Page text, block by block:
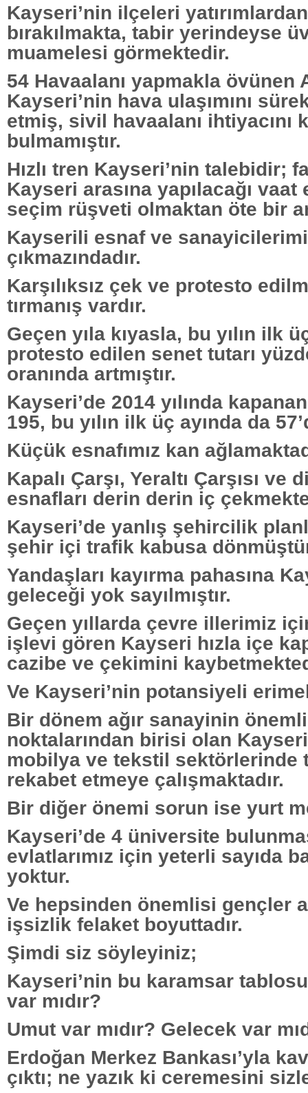
Kayseri’nin ilçeleri
bırakılmakta, tabir yerindeyse
muamelesi görmektedir.
54 Havaalanı yapmakla övünen
Kayseri’nin hava ulaşımını
etmiş, sivil havaalanı ihtiyacını
bulmamıştır.
Hızlı tren Kayseri’nin talebidir;
Kayseri arasına yapılacağı vaat
seçim rüşveti olmaktan öte bir
Kayserili esnaf ve
çıkmazındadır.
Karşılıksız çek ve protesto
tırmanış vardır.
Geçen yıla kıyasla, bu yılın ilk
protesto edilen senet tutarı
oranında artmıştır.
Kayseri’de 2014 yılında
195, bu yılın ilk üç ayında da
Küçük esnafımız kan
Kapalı Çarşı, Yeraltı Çarşısı ve
esnafları derin derin iç
Kayseri’de yanlış şehircilik
şehir içi trafik kabusa
Yandaşları kayırma pahasına
geleceği yok sayılmıştır.
Geçen yıllarda çevre illerimiz
işlevi gören Kayseri hızla içe
cazibe ve çekimini
Ve Kayseri’nin potansiyeli
Bir dönem ağır sanayinin
noktalarından birisi olan
mobilya ve tekstil sektörlerinde
rekabet etmeye çalışmaktadır.
Bir diğer önemi sorun ise yurt
Kayseri’de 4 üniversite
evlatlarımız için yeterli sayıda
yoktur.
Ve hepsinden önemlisi gençler
işsizlik felaket boyuttadır.
Şimdi siz söyleyiniz;
Kayseri’nin bu karamsar
var mıdır?
Umut var mıdır? Gelecek var
Erdoğan Merkez Bankası’yla
çıktı; ne yazık ki ceremesini